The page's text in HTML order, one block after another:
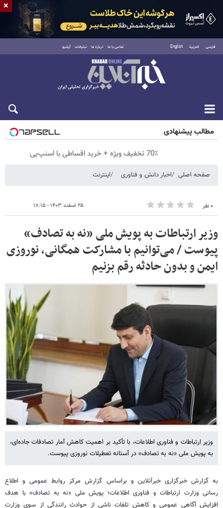
فارسی العربية English تماس با ما درباره ما تبلیغات آرشیو
پنجشنبه ۱۵ مرداد ۱۴۰۵
مطالب پیشنهادی
70٪ تخفیف ویژه + خرید اقساطی با اسنپ‌پی
صفحه اصلی اخبار دانش و فناوری اینترنت
۰ نفر ۲۵ اسفند ۱۴۰۳ - ۱۸:۱۵
وزیر ارتباطات به پویش ملی «نه به تصادف»
پیوست / می‌توانیم با مشارکت همگانی، نوروزی
ایمن و بدون حادثه رقم بزنیم
وزیر ارتباطات و فناوری اطلاعات، با تأکید بر اهمیت کاهش آمار تصادفات جاده‌ای،
به پویش ملی «نه به تصادف» در آستانه تعطیلات نوروزی پیوست.
به گزارش خبرگزاری خبرآنلاین و براساس گزارش مرکز روابط عمومی و اطلاع
رسانی وزارت ارتباطات و فناوری اطلاعات؛ پویش ملی «نه به تصادف» با هدف
افزایش آگاهی عمومی و کاهش تلفات ناشی از حوادث رانندگی از سوی وزارت
×